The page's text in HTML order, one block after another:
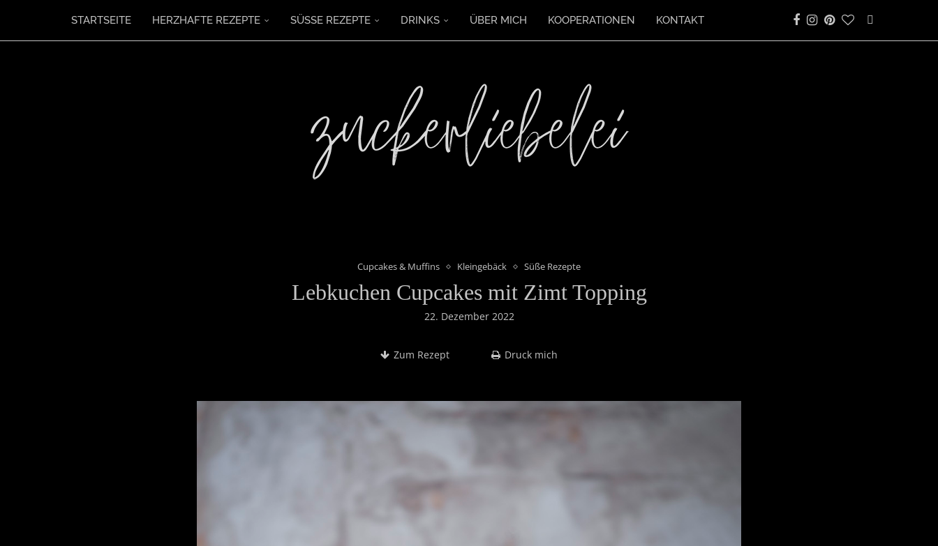
STARTSEITE HERZHAFTE REZEPTE SÜSSE REZEPTE DRINKS ÜBER MICH KOOPERATIONEN KONTAKT
Cupcakes & Muffins Kleingebäck Süße Rezepte
Lebkuchen Cupcakes mit Zimt Topping
22. Dezember 2022
Zum Rezept Druck mich